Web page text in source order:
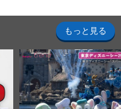
もっと見る